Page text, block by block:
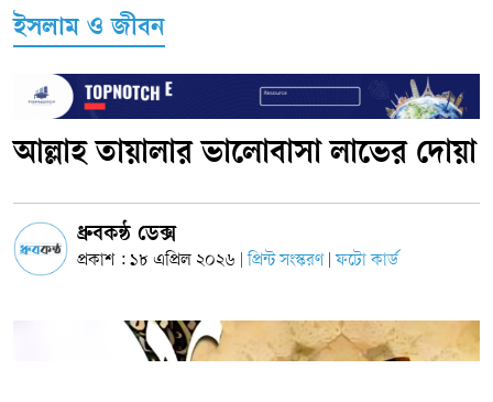
ইসলাম ও জীবন
আল্লাহ তায়ালার ভালোবাসা লাভের দোয়া
ধ্রুবকন্ঠ ডেক্স
প্রকাশ : ১৮ এপ্রিল ২০২৬ প্রিন্ট সংস্করণ ফটো কার্ড